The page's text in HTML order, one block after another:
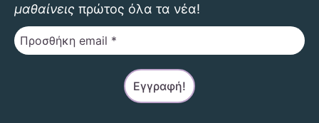
μαθαίνεις πρώτος όλα τα νέα!